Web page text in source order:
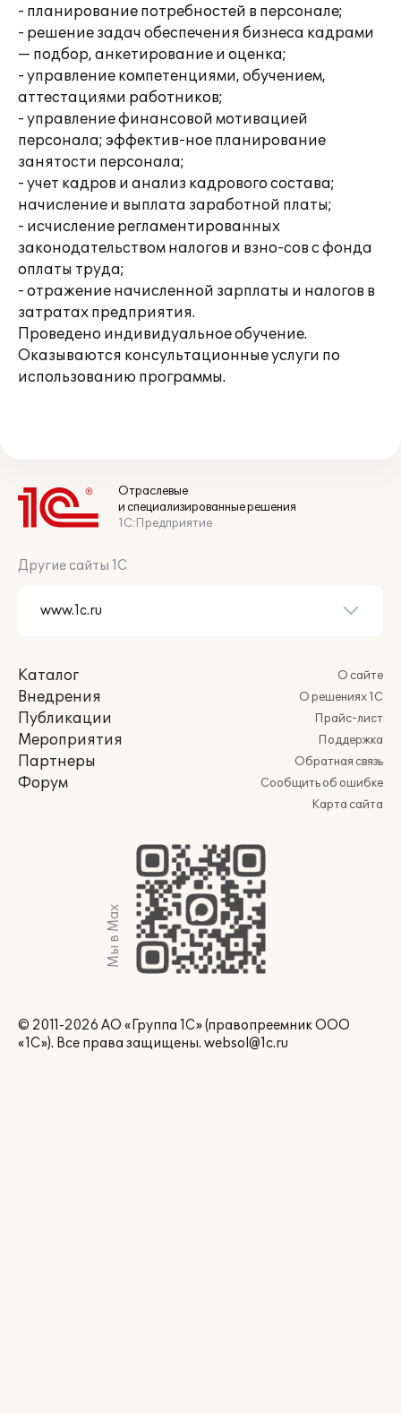
- планирование потребностей в персонале;
- решение задач обеспечения бизнеса кадрами
— подбор, анкетирование и оценка;
- управление компетенциями, обучением,
аттестациями работников;
- управление финансовой мотивацией
персонала; эффектив-ное планирование
занятости персонала;
- учет кадров и анализ кадрового состава;
начисление и выплата заработной платы;
- исчисление регламентированных
законодательством налогов и взно-сов с фонда
оплаты труда;
- отражение начисленной зарплаты и налогов в
затратах предприятия.
Проведено индивидуальное обучение.
Оказываются консультационные услуги по
использованию программы.
Отраслевые
и специализированные решения
1С:Предприятие
Другие сайты 1С
Каталог
Внедрения
Публикации
Мероприятия
Партнеры
Форум
О сайте
О решениях 1С
Прайс-лист
Поддержка
Обратная связь
Сообщить об ошибке
Карта сайта
Мы в Max
© 2011-2026 АО «Группа 1С» (правопреемник ООО
«1С»). Все права защищены. websol@1c.ru